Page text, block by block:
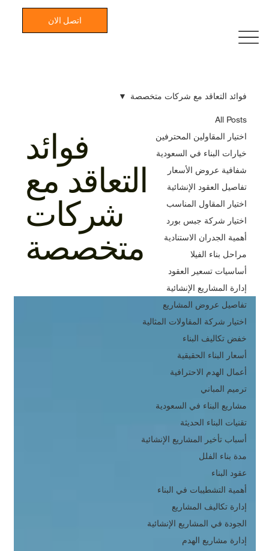
اتصل الان
All Posts
اختيار المقاولين المحترفين
خيارات البناء في السعودية
شفافية عروض الأسعار
تفاصيل العقود الإنشائية
اختيار المقاول المناسب
اختيار شركة جبس بورد
أهمية الجدران الاستنادية
مراحل بناء الفيلا
أساسيات تسعير العقود
إدارة المشاريع الإنشائية
تفاصيل عروض المشاريع
اختيار شركة المقاولات المثالية
خفض تكاليف البناء
أسعار البناء الحقيقية
أعمال الهدم الاحترافية
ترميم المباني
مشاريع البناء في السعودية
تقنيات البناء الحديثة
أسباب تأخير المشاريع الإنشائية
مدة بناء الفلل
عقود البناء
أهمية التشطيبات في البناء
إدارة تكاليف المشاريع
الجودة في المشاريع الإنشائية
إدارة مشاريع الهدم
فوائد التعاقد مع شركات متخصصة
فوائد
التعاقد مع
شركات
متخصصة